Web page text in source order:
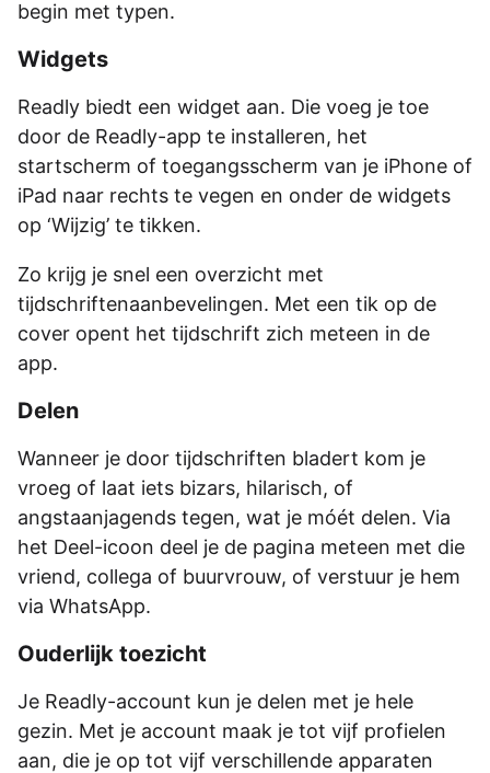
begin met typen.
Widgets
Readly biedt een widget aan. Die voeg je toe
door de Readly-app te installeren, het
startscherm of toegangsscherm van je iPhone of
iPad naar rechts te vegen en onder de widgets
op ‘Wijzig’ te tikken.
Zo krijg je snel een overzicht met
tijdschriftenaanbevelingen. Met een tik op de
cover opent het tijdschrift zich meteen in de
app.
Delen
Wanneer je door tijdschriften bladert kom je
vroeg of laat iets bizars, hilarisch, of
angstaanjagends tegen, wat je móét delen. Via
het Deel-icoon deel je de pagina meteen met die
vriend, collega of buurvrouw, of verstuur je hem
via WhatsApp.
Ouderlijk toezicht
Je Readly-account kun je delen met je hele
gezin. Met je account maak je tot vijf profielen
aan, die je op tot vijf verschillende apparaten